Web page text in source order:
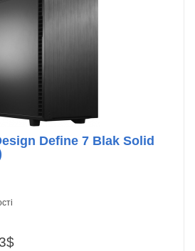
Define 7 Blak Solid